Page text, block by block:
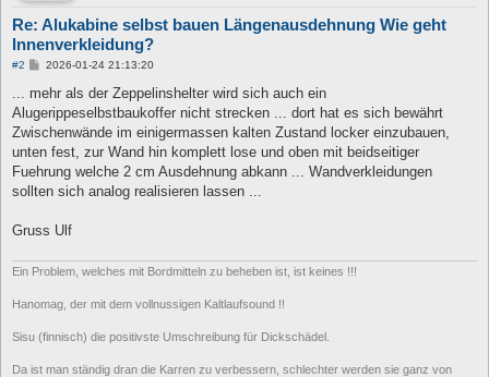
Re: Alukabine selbst bauen Längenausdehnung Wie geht
Innenverkleidung?
#2
B
i
r
a
2026-01-24 21:13:20
... mehr als der Zeppelinshelter wird sich auch ein
Alugerippeselbstbaukoffer nicht strecken ... dort hat es sich bewährt
Zwischenwände im einigermassen kalten Zustand locker einzubauen,
unten fest, zur Wand hin komplett lose und oben mit beidseitiger
Fuehrung welche 2 cm Ausdehnung abkann ... Wandverkleidungen
sollten sich analog realisieren lassen ...
Gruss Ulf
Ein Problem, welches mit Bordmitteln zu beheben ist, ist keines !!!
Hanomag, der mit dem vollnussigen Kaltlaufsound !!
Sisu (finnisch) die positivste Umschreibung für Dickschädel.
Da ist man ständig dran die Karren zu verbessern, schlechter werden sie ganz von